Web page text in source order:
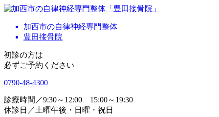
加西市の自律神経専門整体
豊田接骨院
初診の方は
必ずご予約ください
0790-48-4300
診療時間／9:30～12:00 15:00～19:30
休診日／土曜午後・日曜・祝日